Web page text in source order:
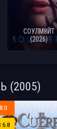
СОУЛМ8ЙТ
(2026)
(2005)
6.8